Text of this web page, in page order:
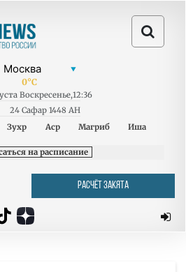
0°C
Воскресенье,12:36
24 Сафар 1448 AH
Зухр Аср Магриб Иша
на расписание
РАСЧЁТ ЗАКЯТА